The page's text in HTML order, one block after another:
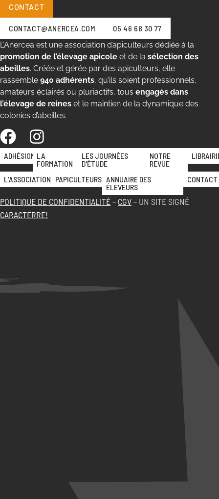
CONTACT
CONTACT@ANERCEA.COM
05 46 68 30 77
L’Anercea est une association d’apiculteurs dédiée à la
promotion de l’élevage apicole et de la sélection des
abeilles. Créée et gérée par des apiculteurs, elle
rassemble 940 adhérents, qu’ils soient professionnels,
amateurs éclairés ou pluriactifs, tous engagés dans
l’élevage de reines et le maintien de la dynamique des
colonies d’abeilles.
ADHÉSION LA
FORMATION
LES JOURNÉES
D'ÉTUDE
NOTRE
REVUE
L'ASSOCIATION PAPICULTEURS ANNUAIRE DES
ÉLEVEURS
CONTACT
POLITIQUE DE CONFIDENTIALITÉ– CGV– UN SITE SIGNÉ
CARACTERRE!